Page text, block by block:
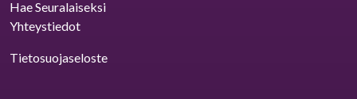
Hae Seuralaiseksi
Yhteystiedot
Tietosuojaseloste